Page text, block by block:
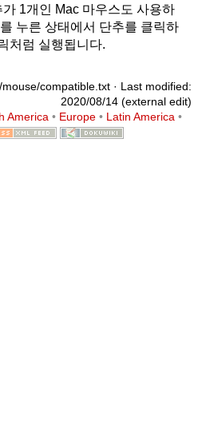
1개인 Mac 마우스도 사용하
누른 상태에서 단추를 클릭하
처럼 실행됩니다.
compatible.txt · Last modified:
2020/08/14 (external edit)
America • Europe• Latin America •